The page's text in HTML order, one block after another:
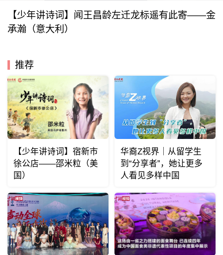
【少年讲诗词】闻王昌龄左迁龙标遥有此寄——金
承瀚（意大利）
推荐
【少年讲诗词】宿新市
徐公店——邵米粒（美
国）
华裔Z视界｜从留学生
到“分享者”，她让更多
人看见多样中国